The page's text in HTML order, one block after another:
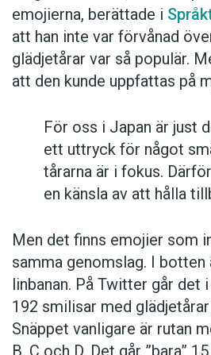
emojierna, berättade i
att han inte var förvånad
glädjetårar var så populär.
att den kunde uppfattas på
För oss i Japan är just
ett uttryck för något
tårarna är i fokus.
en känsla av att hålla
Men det finns emojier som
samma genomslag. I botten
linbanan. På Twitter går det
192 smilisar med
Snäppet vanligare är rutan
B, C och D. Det går ”bara”